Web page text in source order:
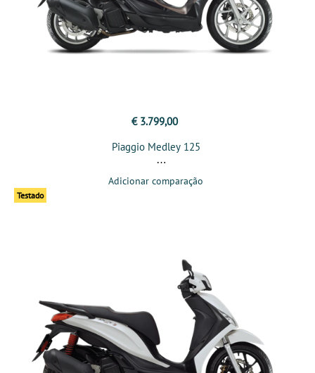
€ 3.799,00
Piaggio Medley 125
Adicionar comparação
Testado